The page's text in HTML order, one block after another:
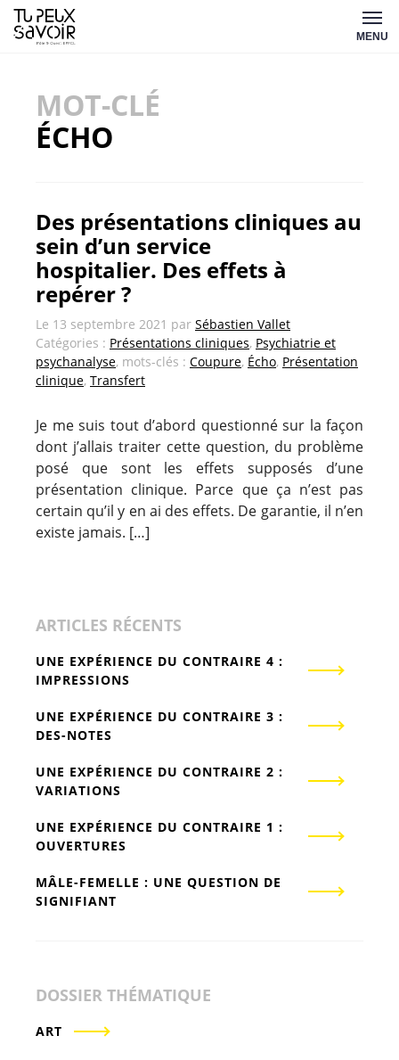
Aller
au
MENU
MOT-CLÉ
ÉCHO
Des présentations cliniques au
sein d’un service
hospitalier. Des effets à
repérer ?
Le 13 septembre 2021 par Sébastien Vallet
Catégories : Présentations cliniques, Psychiatrie et
psychanalyse, mots-clés : Coupure, Écho, Présentation
clinique, Transfert
Je me suis tout d’abord questionné sur la façon
dont j’allais traiter cette question, du problème
posé que sont les effets supposés d’une
présentation clinique. Parce que ça n’est pas
certain qu’il y en ai des effets. De garantie, il n’en
existe jamais. […]
ARTICLES RÉCENTS
UNE EXPÉRIENCE DU CONTRAIRE 4 :
IMPRESSIONS
UNE EXPÉRIENCE DU CONTRAIRE 3 :
DES-NOTES
UNE EXPÉRIENCE DU CONTRAIRE 2 :
VARIATIONS
UNE EXPÉRIENCE DU CONTRAIRE 1 :
OUVERTURES
MÂLE-FEMELLE : UNE QUESTION DE
SIGNIFIANT
DOSSIER THÉMATIQUE
ART